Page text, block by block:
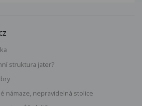
struktura jater?
námaze, nepravidelná stolice